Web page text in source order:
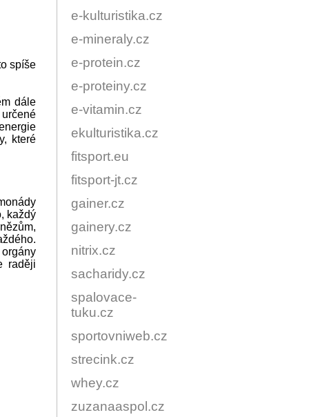
spíše
dále
které
každý
raději
e-kulturistika.cz
e-mineraly.cz
e-protein.cz
e-proteiny.cz
e-vitamin.cz
ekulturistika.cz
fitsport.eu
fitsport-jt.cz
gainer.cz
gainery.cz
nitrix.cz
sacharidy.cz
spalovace-
tuku.cz
sportovniweb.cz
strecink.cz
whey.cz
zuzanaaspol.cz